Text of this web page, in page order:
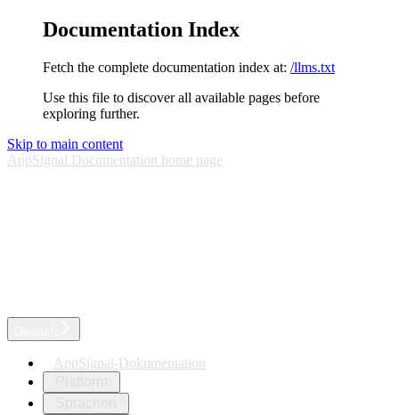
Documentation Index
Fetch the complete documentation index at: /llms.txt
Use this file to discover all available pages before
exploring further.
Skip to main content
AppSignal Documentation home page
AppSignal-Dokumentation